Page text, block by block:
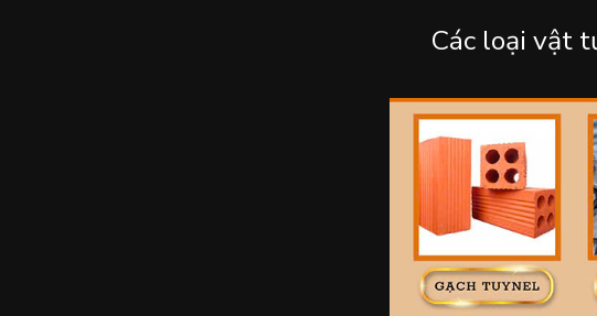
Các loại vật